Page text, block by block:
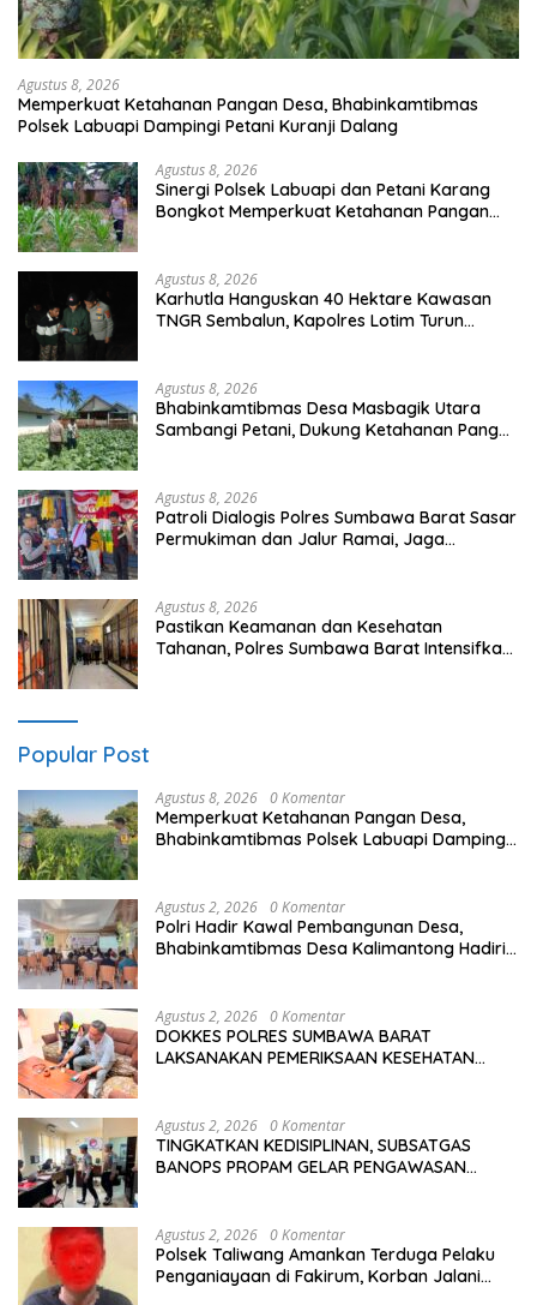
Agustus 8, 2026
Memperkuat Ketahanan Pangan Desa, Bhabinkamtibmas
Polsek Labuapi Dampingi Petani Kuranji Dalang
Agustus 8, 2026
Sinergi Polsek Labuapi dan Petani Karang
Bongkot Memperkuat Ketahanan Pangan
Agustus 8, 2026
Karhutla Hanguskan 40 Hektare Kawasan
TNGR Sembalun, Kapolres Lotim Turun
Agustus 8, 2026
Bhabinkamtibmas Desa Masbagik Utara
Sambangi Petani, Dukung Ketahanan Pangan
Agustus 8, 2026
Patroli Dialogis Polres Sumbawa Barat Sasar
Permukiman dan Jalur Ramai, Jaga
Agustus 8, 2026
Pastikan Keamanan dan Kesehatan
Tahanan, Polres Sumbawa Barat Intensifkan
Popular Post
Agustus 8, 2026 0 Komentar
Memperkuat Ketahanan Pangan Desa,
Bhabinkamtibmas Polsek Labuapi Dampingi
Agustus 2, 2026 0 Komentar
Polri Hadir Kawal Pembangunan Desa,
Bhabinkamtibmas Desa Kalimantong Hadiri
Agustus 2, 2026 0 Komentar
DOKKES POLRES SUMBAWA BARAT
LAKSANAKAN PEMERIKSAAN KESEHATAN
Agustus 2, 2026 0 Komentar
TINGKATKAN KEDISIPLINAN, SUBSATGAS
BANOPS PROPAM GELAR PENGAWASAN
Agustus 2, 2026 0 Komentar
Polsek Taliwang Amankan Terduga Pelaku
Penganiayaan di Fakirum, Korban Jalani